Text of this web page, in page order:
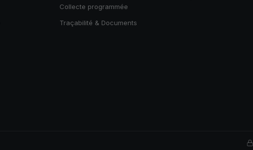
Collecte programmée
Traçabilité & Documents